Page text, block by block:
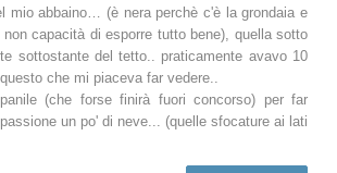
mio abbaino… (è nera perchè c'è la grondaia e
capacità di esporre tutto bene), quella sotto
sottostante del tetto.. praticamente avavo 10
che mi piaceva far vedere..
(che forse finirà fuori concorso) per far
un po' di neve... (quelle sfocature ai lati